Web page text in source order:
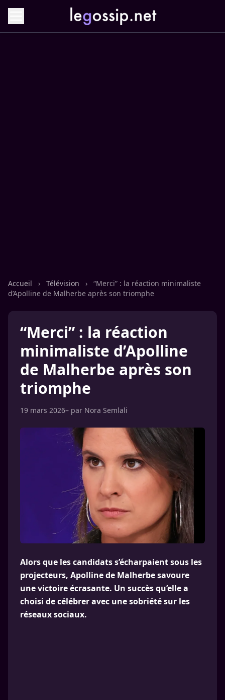
Accueil › Télévision ›
“Merci” : la réaction minimaliste
d’Apolline de Malherbe après son triomphe
“Merci” : la réaction
minimaliste d’Apolline
de Malherbe après son
triomphe
19 mars 2026– par Nora Semlali
Alors que les candidats s’écharpaient sous les
projecteurs, Apolline de Malherbe savoure
une victoire écrasante. Un succès qu’elle a
choisi de célébrer avec une sobriété sur les
réseaux sociaux.